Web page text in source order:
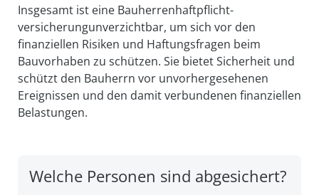
Insgesamt ist eine Bau­herren­haft­pflicht­
versicherungunverzichtbar, um sich vor den
finanziellen Risiken und Haftungsfragen beim
Bauvorhaben zu schützen. Sie bietet Sicherheit und
schützt den Bauherrn vor unvorhergesehenen
Ereignissen und den damit verbundenen finanziellen
Belastungen.
Welche Personen sind abgesichert?